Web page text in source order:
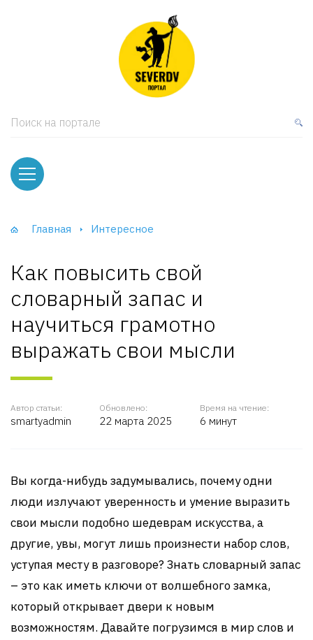
Поиск на портале
Главная Интересное
Как повысить свой
словарный запас и
научиться грамотно
выражать свои мысли
Автор статьи:
smartyadmin
Обновлено:
22 марта 2025
Время на чтение:
6 минут
Вы когда-нибудь задумывались, почему одни
люди излучают уверенность и умение выразить
свои мысли подобно шедеврам искусства, а
другие, увы, могут лишь произнести набор слов,
уступая месту в разговоре? Знать словарный запас
– это как иметь ключи от волшебного замка,
который открывает двери к новым
возможностям. Давайте погрузимся в мир слов и
и тумбы